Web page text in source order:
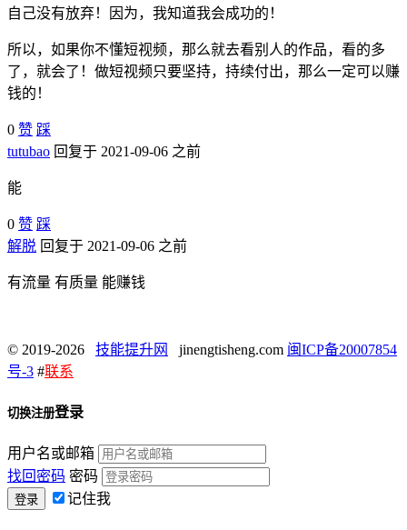
自己没有放弃！因为，我知道我会成功的！
所以，如果你不懂短视频，那么就去看别人的作品，看的多
了，就会了！做短视频只要坚持，持续付出，那么一定可以赚
钱的！
0 赞 踩
tutubao 回复于 2021-09-06 之前
能
0 赞 踩
解脱 回复于 2021-09-06 之前
有流量 有质量 能赚钱
© 2019-2026 技能提升网 jinengtisheng.com 闽ICP备20007854
号-3 #联系
切换注册登录
用户名或邮箱
找回密码 密码
记住我